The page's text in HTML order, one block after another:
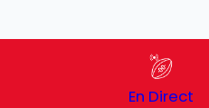
En Direct